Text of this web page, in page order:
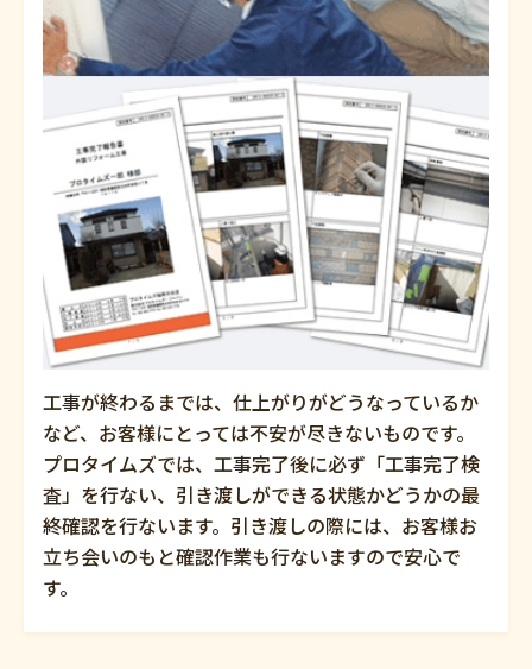
工事が終わるまでは、仕上がりがどうなっているか
など、お客様にとっては不安が尽きないものです。
プロタイムズでは、工事完了後に必ず「工事完了検
査」を行ない、引き渡しができる状態かどうかの最
終確認を行ないます。引き渡しの際には、お客様お
立ち会いのもと確認作業も行ないますので安心で
す。